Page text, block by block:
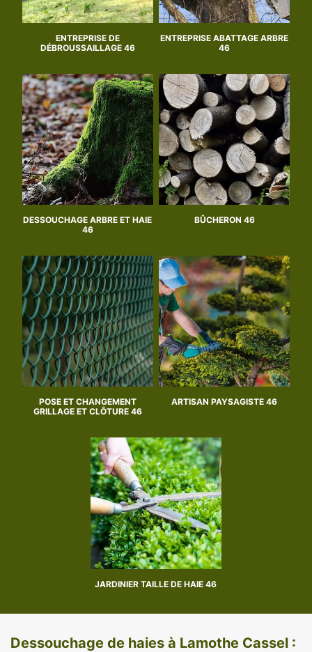
ENTREPRISE DE
DÉBROUSSAILLAGE 46
ENTREPRISE ABATTAGE ARBRE
46
DESSOUCHAGE ARBRE ET HAIE
46
BÛCHERON 46
POSE ET CHANGEMENT
GRILLAGE ET CLÔTURE 46
ARTISAN PAYSAGISTE 46
JARDINIER TAILLE DE HAIE 46
Dessouchage de haies à Lamothe Cassel :